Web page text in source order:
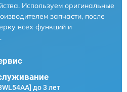
Используем оригинальные
запчасти, после
всех функций и
до 3 лет